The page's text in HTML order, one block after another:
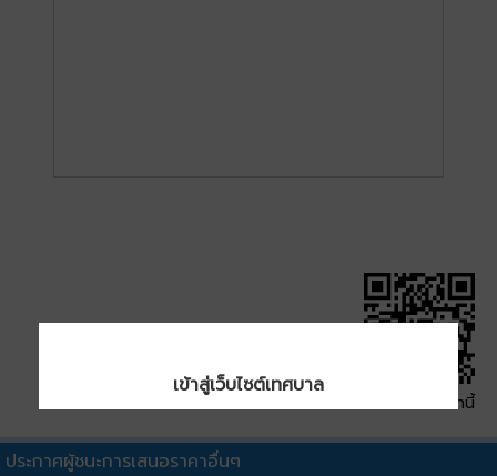
QR Code หน้านี้
ประกาศผู้ชนะการเสนอราคาอื่นๆ
เข้าสู่เว็บไซต์เทศบาล